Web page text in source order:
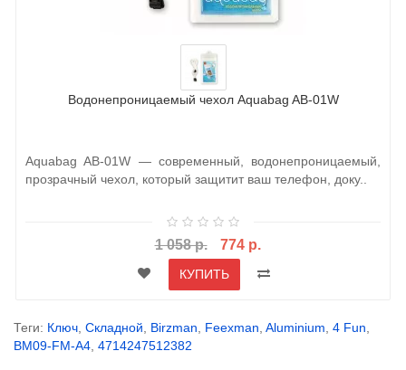
Водонепроницаемый чехол Aquabag AB-01W
Aquabag AB-01W — современный, водонепроницаемый,
прозрачный чехол, который защитит ваш телефон, доку..
1 058 р. 774 р.
КУПИТЬ
Теги: Ключ Складной Birzman Feexman Aluminium 4 Fun
BM09-FM-A4 4714247512382